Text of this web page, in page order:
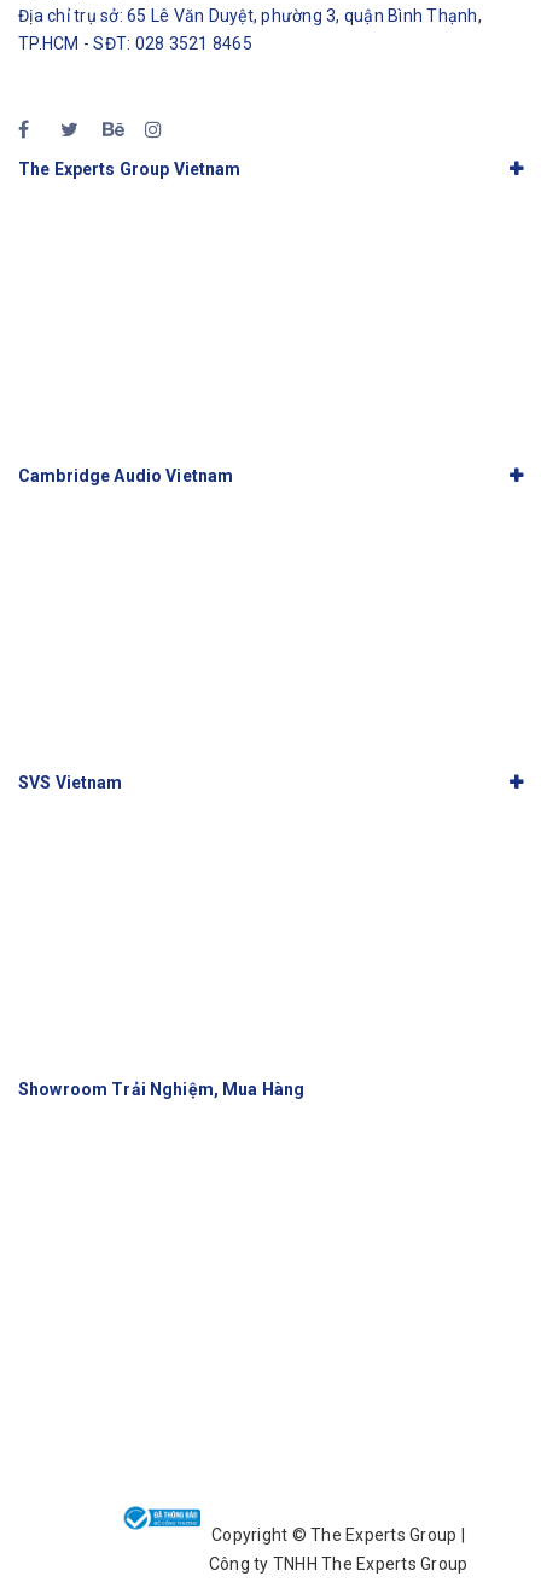
Địa chỉ trụ sở: 65 Lê Văn Duyệt, phường 3, quận Bình Thạnh,
TP.HCM - SĐT: 028 3521 8465
The Experts Group Vietnam
Cambridge Audio Vietnam
SVS Vietnam
Showroom Trải Nghiệm, Mua Hàng
Copyright ©️ The Experts Group |
Công ty TNHH The Experts Group